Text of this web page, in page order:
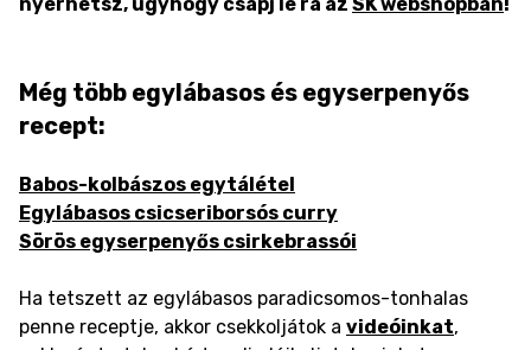
nyerhetsz, úgyhogy csapj le rá az SK webshopban!
Még több egylábasos és egyserpenyős
recept:
Babos-kolbászos egytálétel
Egylábasos csicseriborsós curry
Sörös egyserpenyős csirkebrassói
Ha tetszett az egylábasos paradicsomos-tonhalas
penne receptje, akkor csekkoljátok a videóinkat,